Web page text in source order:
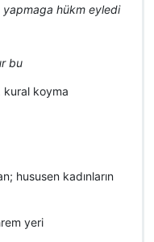
yapmaga hükm eyledi
bu
kural koyma
hususen kadınların
yeri